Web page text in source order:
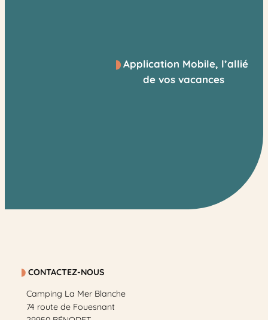
Application Mobile, l’allié
de vos vacances
CONTACTEZ-NOUS
Camping La Mer Blanche
74 route de Fouesnant